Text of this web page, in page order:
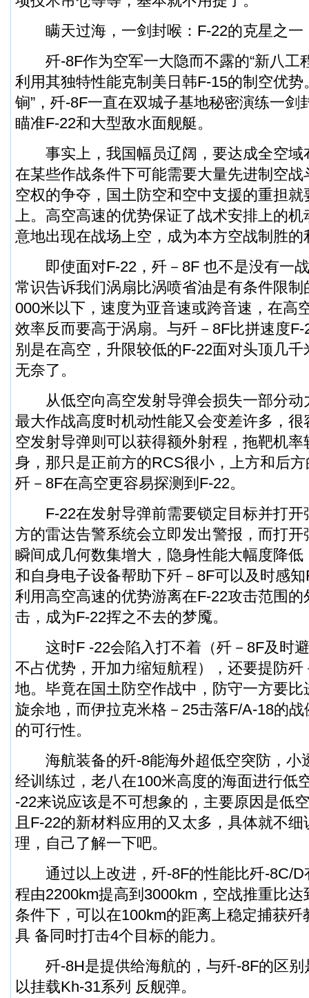
瞒天过海，一剑封喉： F-22的克星之一
歼-8F作为空军一大隐而不露的“新八工
利用其独特性能克制美日韩F-15的制空优势
锏”，歼-8F一直在双城子基地秘密演练一剑
瞄准F-22和大型敌水面舰艇。
事实上，我国幅员辽阔，要达成全空域
在某些作战条件下可能需要大量先进制空
空权的争夺，国土防空和空中支援的重担就
上。高空高速的优势保证了战术安排上的
意地出现在战场上空，成为本方空战制胜的
即使面对F-22，歼－8F 也不是没有一
常识告诉我们涡扇比涡喷省油是有条件限
000米以下，速度为亚音速或跨音速，在高
效率反而要高于涡扇。与歼－8F比拼速度
别是在高空，升限较低的F-22面对头顶几
无奈了。
从低空向高空发射导弹会损失一部分动
最大作战高度时机动性能又会变差许多，
空发射导弹则可以获得额外射程，拖靶机率
身，那只是正前方的RCS很小，上方和后
歼－8F在高空更容易探测到F-22。
F-22在发射导弹前需要锁定目标并打开
方的雷达告警系统会立即发出警报，而打
瞬间成几何数集增大，隐身性能大幅度降低
和自身电子设备帮助下歼－8F可以及时感
利用高空高速的优势游离在F-22攻击范围
击，成为F-22挥之不去的梦魇。
这时F -22会陷入打不着（歼－8F及时
不占优势，开加力缩短航程），还要提防
地。毕竟在国土防空作战中，防守一方要
旋余地，而伊拉克米格－25击落F/A-18的
的可行性。
海航装备的歼-8能海外超低空突防，小
经训练过，老八在100米高度的海面进行低
-22来说应该是不可想象的，主要原因是低
且F-22的新材料应用的又太多，具体就不
理，自己了解一下吧。
通过以上改进，歼-8F的性能比歼-8C/D
程由2200km提高到3000km，空战推重比
条件下，可以在100km的距离上稳定捕获歼
具 备同时打击4个目标的能力。
歼-8H是提供给海航的，与歼-8F的区别
以挂载Kh-31系列 反舰弹。